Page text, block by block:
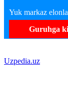
Yuk markaz
Guruhga
Uzpedia.uz